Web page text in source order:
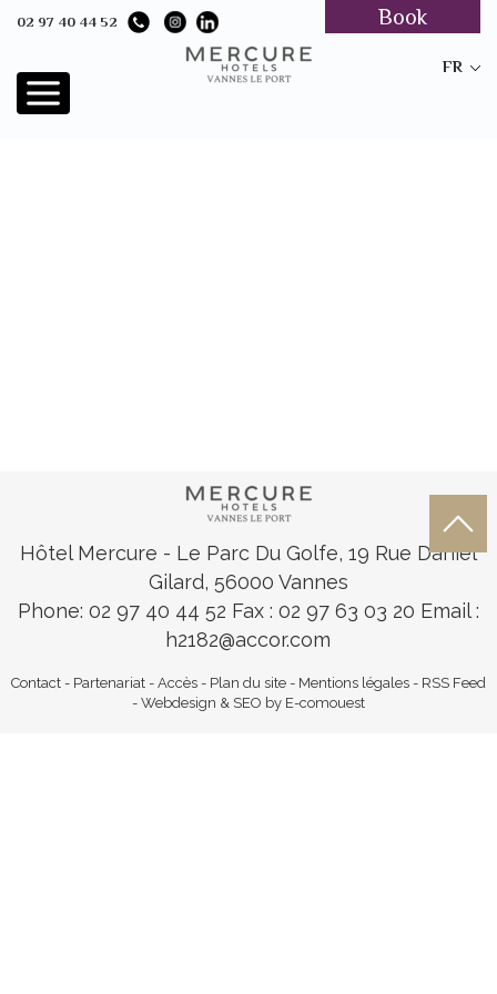
02 97 40 44 52 Book
FR
Hôtel Mercure - Le Parc Du Golfe, 19 Rue Daniel
Gilard, 56000 Vannes
Phone: 02 97 40 44 52 Fax : 02 97 63 03 20 Email :
h2182@accor.com
Contact- Partenariat- Accès- Plan du site- Mentions légales- RSS Feed
- Webdesign & SEO by E-comouest